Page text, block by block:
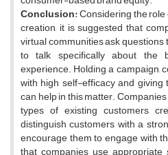
Conclusion:Considering the
creation, it is suggested that
virtual communities ask
to talk specifically about the
experience. Holding a campaign,
with high self-efficacy and
can help in this matter.
types of existing customers,
distinguish customers with a
encourage them to engage with